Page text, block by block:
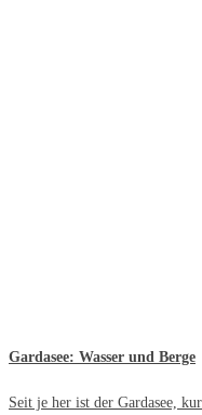
Gardasee: Wasser und Berge
Seit je her ist der Gardasee,